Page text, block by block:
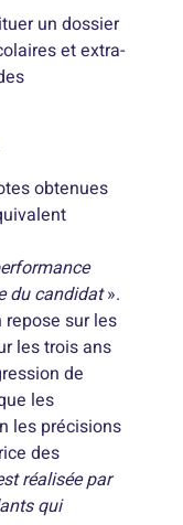
un dossier
et extra-
obtenues
du candidat».
sur les
les trois ans
de
les
les précisions
des
réalisée par
qui